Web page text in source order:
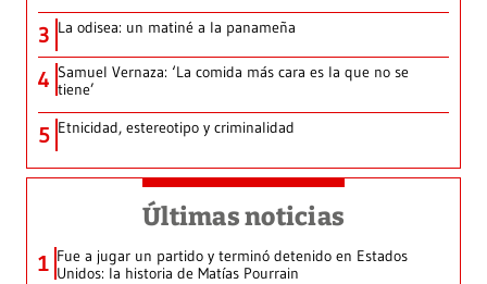
3 La odisea: un matiné a la panameña
4 Samuel Vernaza: ‘La comida más cara es la que no se
tiene’
5 Etnicidad, estereotipo y criminalidad
Últimas noticias
1 Fue a jugar un partido y terminó detenido en Estados
Unidos: la historia de Matías Pourrain